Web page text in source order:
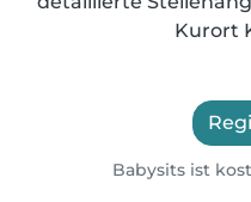
Kurort
Babysits ist